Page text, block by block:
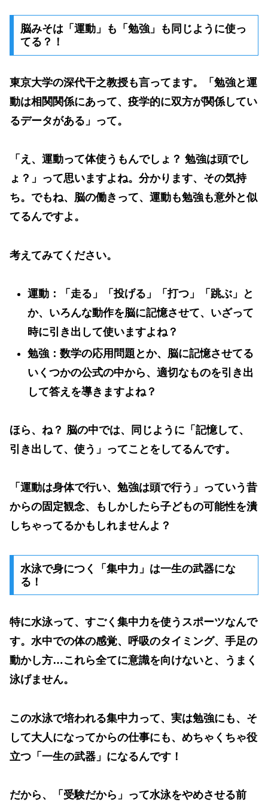
脳みそは「運動」も「勉強」も同じように使っ
てる？！
東京大学の深代干之教授も言ってます。「 勉強と運
動は相関関係にあって、疫学的に双方が関係してい
るデータがある 」って。
「え、運動って体使うもんでしょ？ 勉強は頭でし
ょ？」って思いますよね。分かります、その気持
ち。でもね、脳の働きって、運動も勉強も意外と似
てるんですよ。
考えてみてください。
運動：「走る」「投げる」「打つ」「跳ぶ」と
か、いろんな動作を脳に記憶させて、いざって
時に引き出して使いますよね？
勉強：数学の応用問題とか、脳に記憶させてる
いくつかの公式の中から、適切なものを引き出
して答えを導きますよね？
ほら、ね？ 脳の中では、同じように「 記憶して、
引き出して、使う 」ってことをしてるんです。
「運動は身体で行い、勉強は頭で行う」っていう昔
からの固定観念、もしかしたら子どもの可能性を潰
しちゃってるかもしれませんよ？
水泳で身につく「集中力」は一生の武器にな
る！
特に水泳って、すごく集中力を使うスポーツなんで
す。水中での体の感覚、呼吸のタイミング、手足の
動かし方…これら全てに意識を向けないと、うまく
泳げません。
この水泳で培われる集中力 って、実は勉強にも、そ
して大人になってからの仕事にも、めちゃくちゃ役
立つ「一生の武器」になるんです！
だから、「受験だから」って水泳をやめさせる前